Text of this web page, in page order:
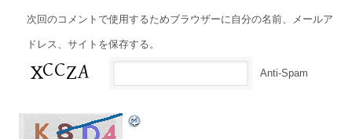
次回のコメントで使用するためブラウザーに自分の名前、メールア
ドレス、サイトを保存する。
Anti-Spam